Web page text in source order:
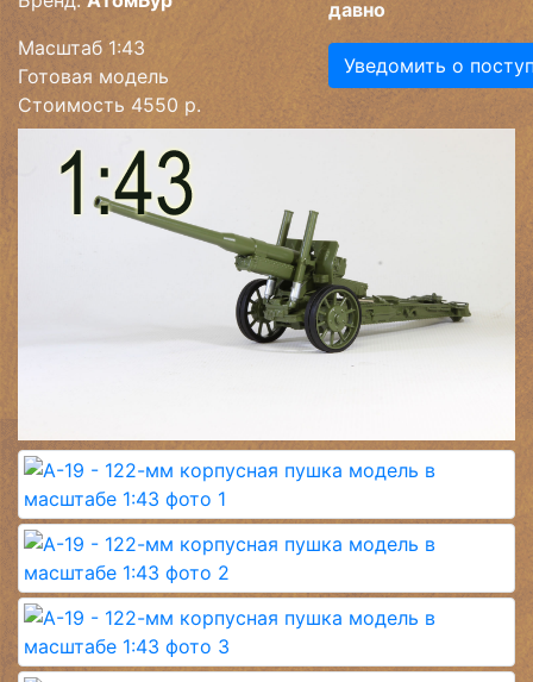
Масштаб 1:43
Готовая модель
Стоимость 4550 р.
давно
Уведомить о